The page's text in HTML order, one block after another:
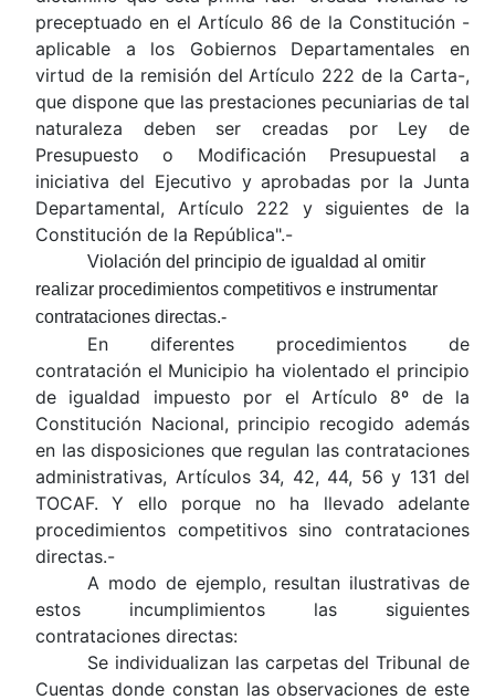
preceptuado en el Artículo 86 de la Constitución -
aplicable a los Gobiernos Departamentales en
virtud de la remisión del Artículo 222 de la Carta-,
que dispone que las prestaciones pecuniarias de tal
naturaleza deben ser creadas por Ley de
Presupuesto o Modificación Presupuestal a
iniciativa del Ejecutivo y aprobadas por la Junta
Departamental, Artículo 222 y siguientes de la
Constitución de la República".-
Violación del principio de igualdad al omitir
realizar procedimientos competitivos e instrumentar
contrataciones directas.-
En diferentes procedimientos de
contratación el Municipio ha violentado el principio
de igualdad impuesto por el Artículo 8º de la
Constitución Nacional, principio recogido además
en las disposiciones que regulan las contrataciones
administrativas, Artículos 34, 42, 44, 56 y 131 del
TOCAF. Y ello porque no ha llevado adelante
procedimientos competitivos sino contrataciones
directas.-
A modo de ejemplo, resultan ilustrativas de
estos incumplimientos las siguientes
contrataciones directas:
Se individualizan las carpetas del Tribunal de
Cuentas donde constan las observaciones de este